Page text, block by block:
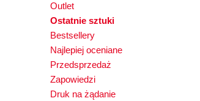
Outlet
Ostatnie sztuki
Bestsellery
Najlepiej oceniane
Przedsprzedaż
Zapowiedzi
Druk na żądanie